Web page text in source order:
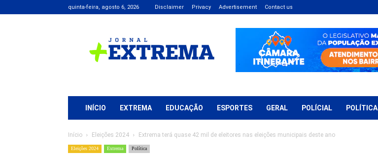
quinta-feira, agosto 6, 2026 Disclaimer Privacy Advertisement Contact us
Extrema
INÍCIO EXTREMA EDUCAÇÃO ESPORTES GERAL POLÍCIAL POLÍTICA
Início Eleições 2024 Extrema terá quase 42 mil de eleitores nas eleições municipais deste ano
Eleições 2024 Extrema Política